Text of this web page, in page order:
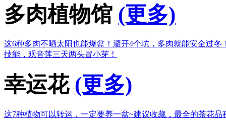
多肉植物馆 (更多)
这6种多肉不晒太阳也能爆盆！ 避开4个坑，多肉就能安全过冬
技能，观音莲三天两头冒小芽！
幸运花 (更多)
这7种植物可以转运，一定要养一盆~建议收藏，最全的茶花品